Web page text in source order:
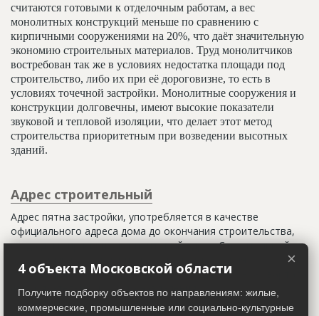
считаются готовыми к отделочным работам, а вес
монолитных конструкций меньше по сравнению с
кирпичными сооружениями на 20%, что даёт значительную
экономию строительных материалов. Труд монолитчиков
востребован так же в условиях недостатка площади под
строительство, либо их при её дороговизне, то есть в
условиях точечной застройки. Монолитные сооружения и
конструкции долговечны, имеют высокие показатели
звуковой и тепловой изоляции, что делает этот метод
строительства приоритетным при возведении высотных
зданий.
Адрес строительный
Адрес пятна застройки, употребляется в качестве
официального адреса дома до окончания строительства,
когда дому присваивают почтовый адрес. Строительный
строительного района (возможно, улицы), номера квартала
(не обязательно) и корпуса (владения).
×
4 объекта Московской области
Получите подборку объектов по направлениям: жилые,
коммерческие, промышленные или социально-культурные